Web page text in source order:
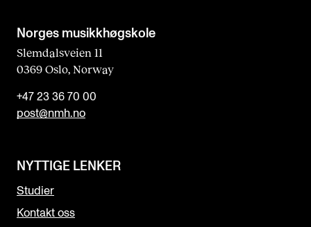
Norges musikk­høgskole
Slemdalsveien 11
0369 Oslo, Norway
+47 23 36 70 00
post@nmh.no
NYTTIGE LENKER
Studier
Kontakt oss